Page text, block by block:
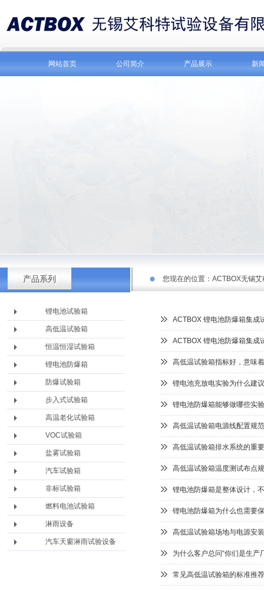
网站首页 公司简介 产品展示 新
产品系列
锂电池试验箱
高低温试验箱
恒温恒湿试验箱
锂电池防爆箱
防爆试验箱
步入式试验箱
高温老化试验箱
VOC试验箱
盐雾试验箱
汽车试验箱
非标试验箱
燃料电池试验箱
淋雨设备
汽车天窗淋雨试验设备
您现在的位置： ACTBOX无锡
ACTBOX 锂电池防爆箱集成
ACTBOX 锂电池防爆箱集成
高低温试验箱指标好，意味
锂电池充放电实验为什么建
锂电池防爆箱能够做哪些实验
高低温试验箱电源线配置规
高低温试验箱排水系统的重
高低温试验箱温度测试布点
锂电池防爆箱是整体设计，
锂电池防爆箱为什么也需要
高低温试验箱场地与电源安
为什么客户总问“你们是生产
常见高低温试验箱的标准推